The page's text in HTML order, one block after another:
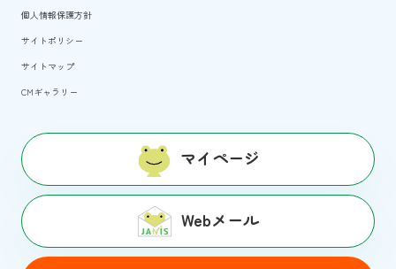
個人情報保護方針
サイトポリシー
サイトマップ
CMギャラリー
マイページ
Webメール